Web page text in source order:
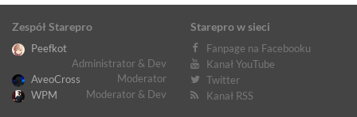
Zespół Starepro
Peefkot
Administrator & Dev
AveoCross
Moderator
WPM
Moderator & Dev
Starepro w sieci
Fanpage na Facebooku
Kanał YouTube
Twitter
Kanał RSS